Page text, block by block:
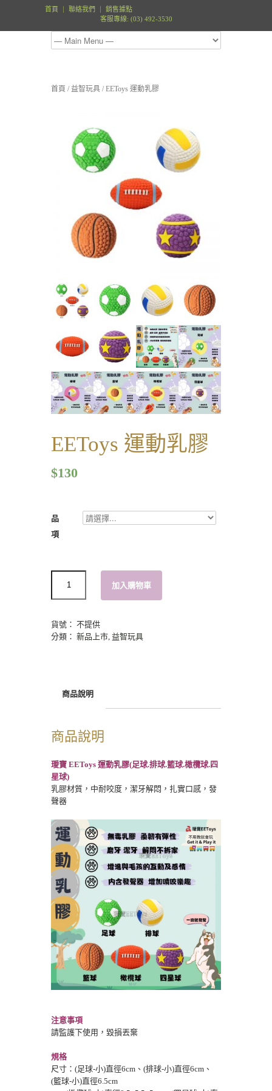
首頁 聯絡我們
銷售據點
客服專線: (03) 492-3530
首頁 /益智玩具 / EEToys 運動乳膠
EEToys 運動乳膠
$130
品
項
加入購物車
貨號： 不提供
分類： 新品上市 益智玩具
商品說明
商品說明
璦寶 EEToys 運動乳膠(足球.排球.籃球.橄欖球.四
星球)
乳膠材質，中耐咬度，潔牙解悶，扎實口感，發
聲器
注意事項
請監護下使用，毀損丟棄
規格
尺寸：(足球-小)直徑6cm、(排球-小)直徑6cm、
(籃球-小)直徑6.5cm